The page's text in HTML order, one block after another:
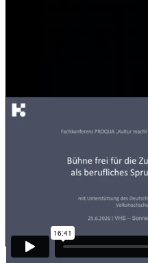
Danijel Dejanovic, Direktor
Heike Herber-Fries, Akademie
Michael Kempmann,